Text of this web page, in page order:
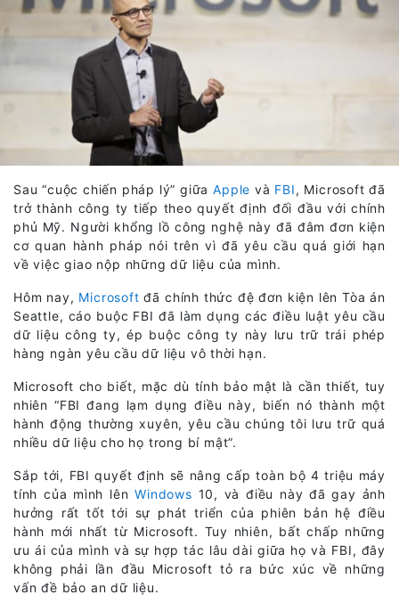
Sau “cuộc chiến pháp lý” giữaApple và FBI, Microsoft đã
trở thành công ty tiếp theo quyết định đối đầu với chính
phủ Mỹ. Người khổng lồ công nghệ này đã đâm đơn kiện
cơ quan hành pháp nói trên vì đã yêu cầu quá giới hạn
về việc giao nộp những dữ liệu của mình.
Hôm nay, Microsoft đã chính thức đệ đơn kiện lên Tòa án
Seattle, cáo buộc FBI đã làm dụng các điều luật yêu cầu
dữ liệu công ty, ép buộc công ty này lưu trữ trái phép
hàng ngàn yêu cầu dữ liệu vô thời hạn.
Microsoft cho biết, mặc dù tính bảo mật là cần thiết, tuy
nhiên “FBI đang lạm dụng điều này, biến nó thành một
hành động thường xuyên, yêu cầu chúng tôi lưu trữ quá
nhiều dữ liệu cho họ trong bí mật”.
Sắp tới, FBI quyết định sẽ nâng cấp toàn bộ 4 triệu máy
tính của mình lênWindows 10, và điều này đã gay ảnh
hưởng rất tốt tới sự phát triển của phiên bản hệ điều
hành mới nhất từ Microsoft. Tuy nhiên, bất chấp những
ưu ái của mình và sự hợp tác lâu dài giữa họ và FBI, đây
không phải lần đầu Microsoft tỏ ra bức xúc về những
vấn đề bảo an dữ liệu.